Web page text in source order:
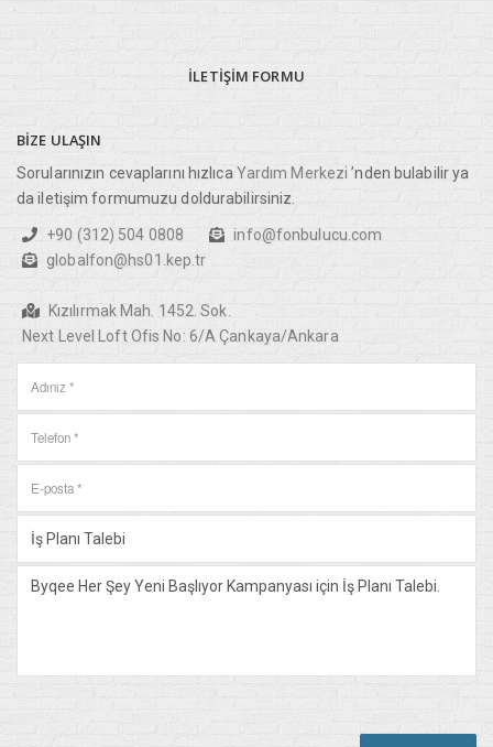
İLETIŞIM FORMU
BIZE ULAŞIN
Sorularınızın cevaplarını hızlıca Yardım Merkezi ’nden bulabilir ya
da iletişim formumuzu doldurabilirsiniz.
+90 (312) 504 0808
info@fonbulucu.com
globalfon@hs01.kep.tr
Kızılırmak Mah. 1452. Sok.
Next Level Loft Ofis No: 6/A Çankaya/Ankara